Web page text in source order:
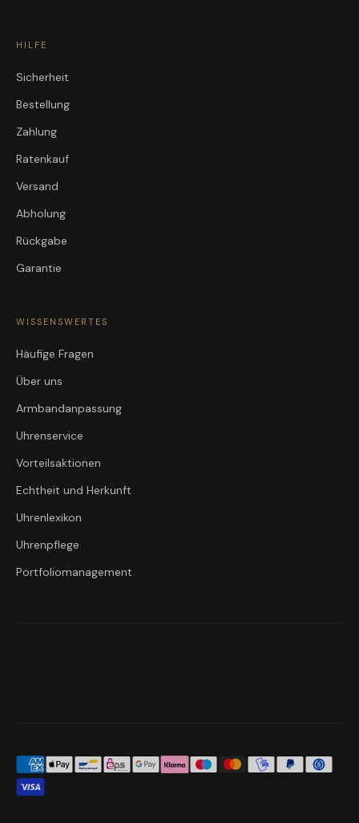
HILFE
Sicherheit
Bestellung
Zahlung
Ratenkauf
Versand
Abholung
Rückgabe
Garantie
WISSENSWERTES
Häufige Fragen
Über uns
Armbandanpassung
Uhrenservice
Vorteilsaktionen
Echtheit und Herkunft
Uhrenlexikon
Uhrenpflege
Portfoliomanagement